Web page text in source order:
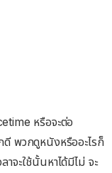
หรือจะต่อ
พวกดูหนังหรืออะไรก็
จะใช้นั้นหาได้มีไม่ จะ